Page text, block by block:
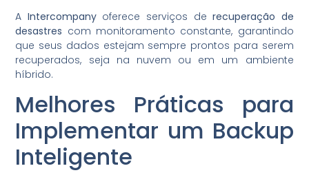
A Intercompanyoferece serviços derecuperação de
desastres com monitoramento constante, garantindo
que seus dados estejam sempre prontos para serem
recuperados, seja na nuvem ou em um ambiente
híbrido.
Melhores Práticas para
Implementar um Backup
Inteligente